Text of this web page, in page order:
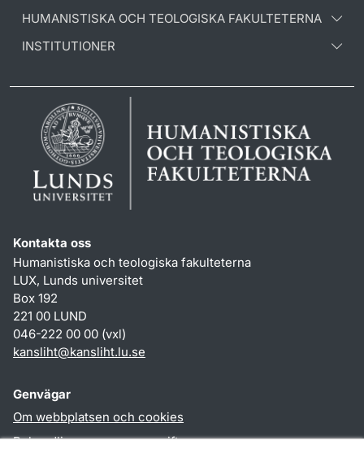
HUMANISTISKA OCH TEOLOGISKA FAKULTETERNA
INSTITUTIONER
Kontakta oss
Humanistiska och teologiska fakulteterna
LUX, Lunds universitet
Box 192
221 00 LUND
046-222 00 00 (vxl)
kansliht@kansliht.lu.se
Genvägar
Om webbplatsen och cookies
Behandling av personuppgifter